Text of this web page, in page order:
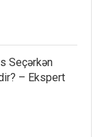
Seçərkən
– Ekspert